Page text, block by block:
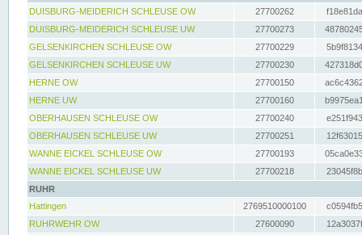
DUISBURG-MEIDERICH SCHLEUSE OW
27700262
DUISBURG-MEIDERICH SCHLEUSE UW
27700273
GELSENKIRCHEN SCHLEUSE OW
27700229
GELSENKIRCHEN SCHLEUSE UW
27700230
HERNE OW
27700150
HERNE UW
27700160
OBERHAUSEN SCHLEUSE OW
27700240
OBERHAUSEN SCHLEUSE UW
27700251
WANNE EICKEL SCHLEUSE OW
27700193
WANNE EICKEL SCHLEUSE UW
27700218
RUHR
Hattingen
2769510000100
RUHRWEHR OW
27600090